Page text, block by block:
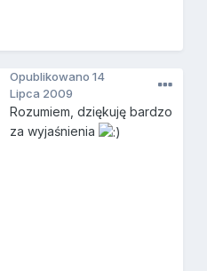
Opublikowano14
Lipca 2009
Rozumiem, dziękuję bardzo
za wyjaśnienia